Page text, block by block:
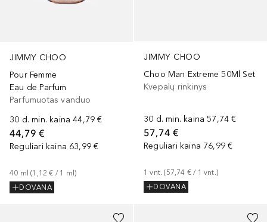
JIMMY CHOO
Pour Femme
Eau de Parfum
Parfumuotas vanduo
30 d. min. kaina 44,79 €
44,79 €
Reguliari kaina 63,99 €
40 ml (1,12 € / 1 ml)
DOVANA
JIMMY CHOO
Choo Man Extreme 50Ml Set
Kvepalų rinkinys
30 d. min. kaina 57,74 €
57,74 €
Reguliari kaina 76,99 €
1 vnt. (57,74 € / 1 vnt.)
DOVANA